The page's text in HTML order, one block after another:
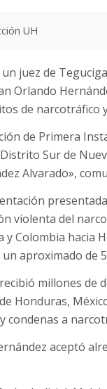
UH
juez de
Orlando
de narcotráfico
de Primera
Sur de
Alvarado»,
violenta del
y Colombia hacia
aproximado de
millones de
Honduras,
condenas a
aceptó